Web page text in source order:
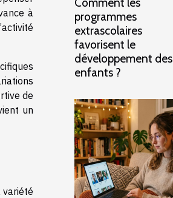
à
de
un
variété
programmes
extrascolaires
favorisent le
développement des
enfants ?